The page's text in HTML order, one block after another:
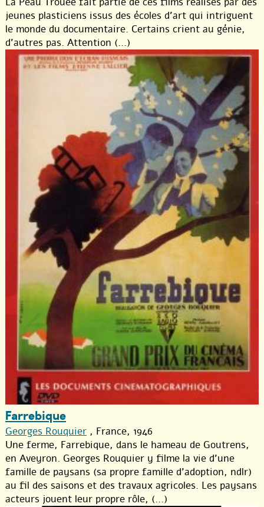
jeunes plasticiens issus des écoles d’art qui intriguent
le monde du documentaire. Certains crient au génie,
d’autres pas. Attention (...)
Farrebique
Georges Rouquier , France, 1946
Une ferme, Farrebique, dans le hameau de Goutrens,
en Aveyron. Georges Rouquier y filme la vie d’une
famille de paysans (sa propre famille d’adoption, ndlr)
au fil des saisons et des travaux agricoles. Les paysans
acteurs jouent leur propre rôle, (...)